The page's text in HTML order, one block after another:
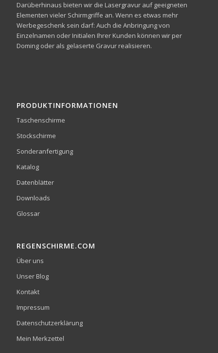
Darüberhinaus bieten wir die Lasergravur auf geeigneten
Elementen vieler Schirmgriffe an. Wenn es etwas mehr
Werbegeschenk sein darf: Auch die Anbringung von
Einzelnamen oder Initialen Ihrer Kunden können wir per
Doming oder als gelaserte Gravur realisieren.
PRODUKTINFORMATIONEN
Taschenschirme
Stockschirme
Sonderanfertigung
Katalog
Datenblätter
Downloads
Glossar
REGENSCHIRME.COM
Über uns
Unser Blog
Kontakt
Impressum
Datenschutzerklärung
Mein Merkzettel